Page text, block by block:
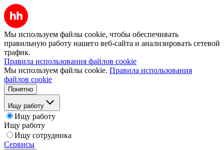
Мы используем файлы cookie, чтобы обеспечивать
правильную работу нашего веб-сайта и анализировать сетевой
трафик.
Правила использования файлов cookie
Мы используем файлы cookie. Правила использования
файлов cookie
Понятно
Ищу работу
Ищу работу
Ищу работу
Ищу сотрудника
Сервисы